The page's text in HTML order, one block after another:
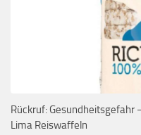
Rückruf: Gesundheitsgefahr
Lima Reiswaffeln